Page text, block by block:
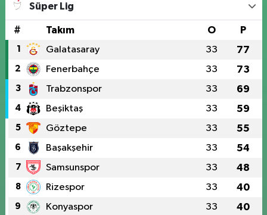
Süper Lig
# Takım O P
1 Galatasaray 33 77
2 Fenerbahçe 33 73
3 Trabzonspor 33 69
4 Beşiktaş 33 59
5 Göztepe 33 55
6 Başakşehir 33 54
7 Samsunspor 33 48
8 Rizespor 33 40
9 Konyaspor 33 40